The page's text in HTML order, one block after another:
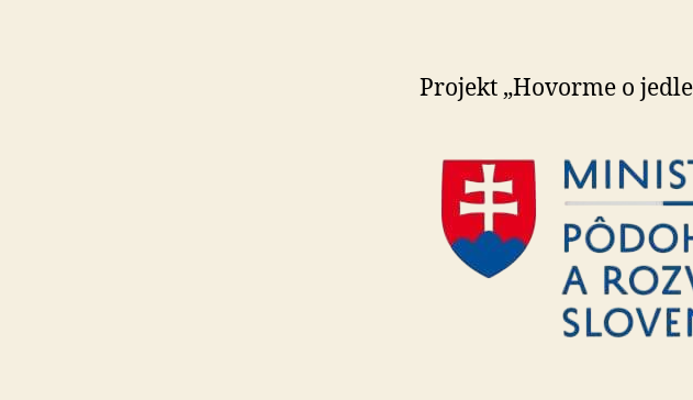
Projekt „Hovorme o